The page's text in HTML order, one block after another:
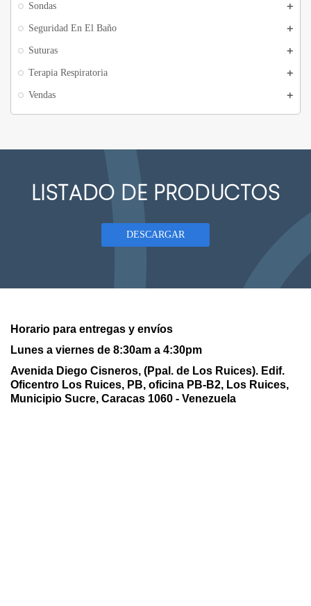
Sondas
Seguridad En El Baño
Suturas
Terapia Respiratoria
Vendas
LISTADO DE PRODUCTOS
DESCARGAR
Horario para entregas y envíos
Lunes a viernes de 8:30am a 4:30pm
Avenida Diego Cisneros, (Ppal. de Los Ruices). Edif.
Oficentro Los Ruices, PB, oficina PB-B2, Los Ruices,
Municipio Sucre, Caracas 1060 - Venezuela